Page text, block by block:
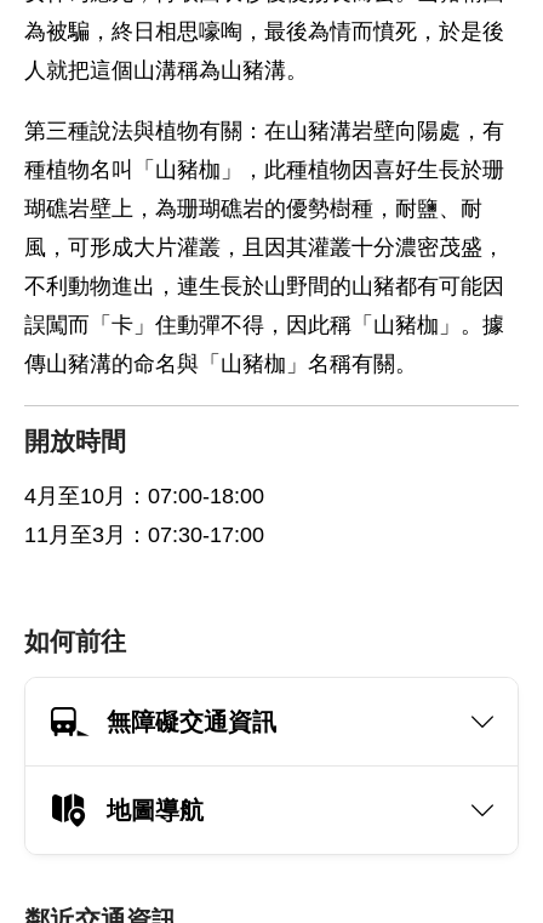
為被騙，終日相思嚎啕，最後為情而憤死，於是後
人就把這個山溝稱為山豬溝。
第三種說法與植物有關：在山豬溝岩壁向陽處，有
種植物名叫「山豬枷」，此種植物因喜好生長於珊
瑚礁岩壁上，為珊瑚礁岩的優勢樹種，耐鹽、耐
風，可形成大片灌叢，且因其灌叢十分濃密茂盛，
不利動物進出，連生長於山野間的山豬都有可能因
誤闖而「卡」住動彈不得，因此稱「山豬枷」。據
傳山豬溝的命名與「山豬枷」名稱有關。
開放時間
4月至10月：07:00-18:00
11月至3月：07:30-17:00
如何前往
無障礙交通資訊
地圖導航